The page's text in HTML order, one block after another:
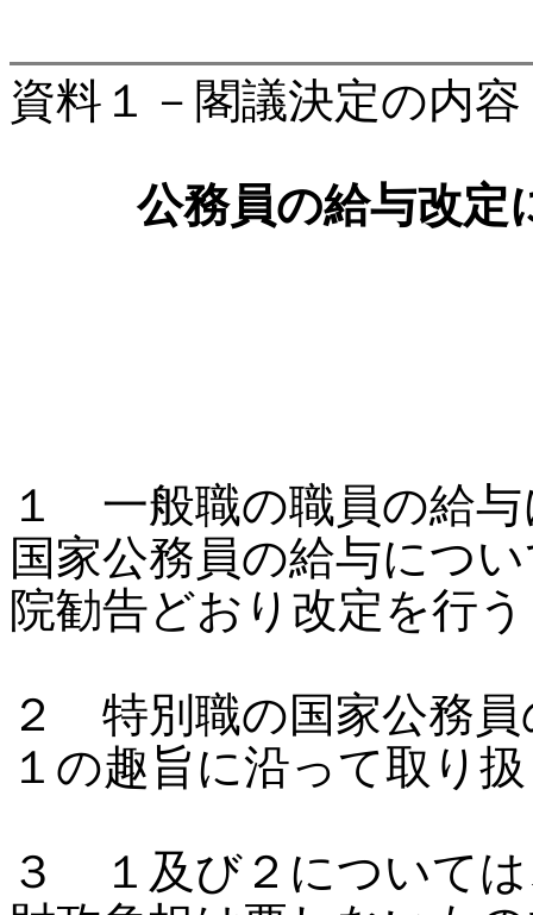
資料１－閣議決定の内容
公務員の給与改定
１ 一般職の職員の給
国家公務員の給与につ
院勧告どおり改定を行
２ 特別職の国家公務
１の趣旨に沿って取り
３ １及び２について